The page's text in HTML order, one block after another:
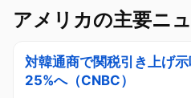
アメリカの主要ニ
対韓通商で関税引き上げ
25%へ（CNBC）